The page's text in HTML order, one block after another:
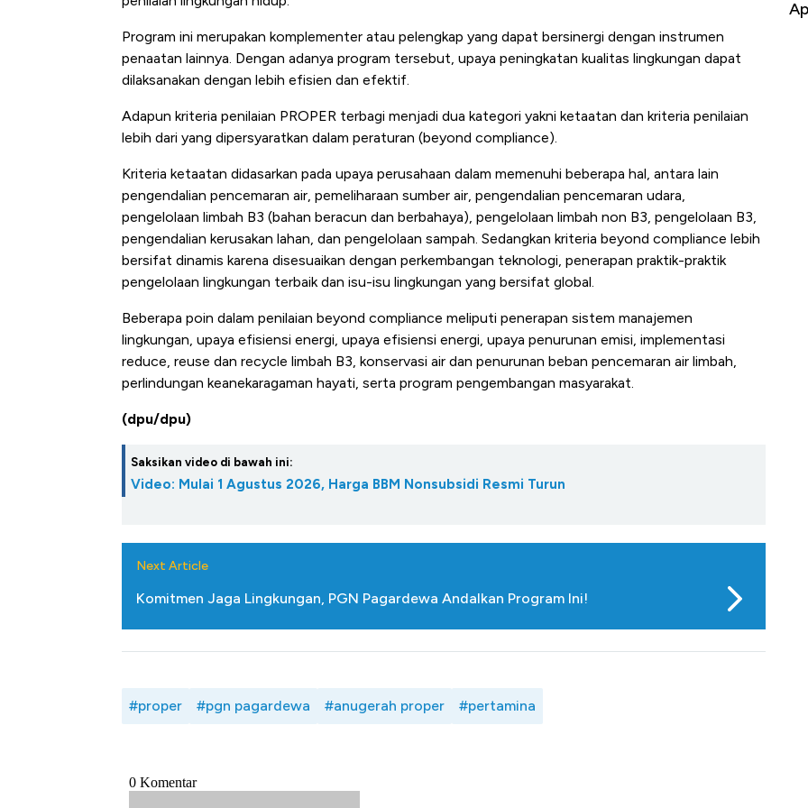
Program ini merupakan komplementer atau pelengkap yang dapat bersinergi dengan instrumen
penaatan lainnya. Dengan adanya program tersebut, upaya peningkatan kualitas lingkungan dapat
dilaksanakan dengan lebih efisien dan efektif.
Adapun kriteria penilaian PROPER terbagi menjadi dua kategori yakni ketaatan dan kriteria penilaian
lebih dari yang dipersyaratkan dalam peraturan (beyond compliance).
Kriteria ketaatan didasarkan pada upaya perusahaan dalam memenuhi beberapa hal, antara lain
pengendalian pencemaran air, pemeliharaan sumber air, pengendalian pencemaran udara,
pengelolaan limbah B3 (bahan beracun dan berbahaya), pengelolaan limbah non B3, pengelolaan B3,
pengendalian kerusakan lahan, dan pengelolaan sampah. Sedangkan kriteria beyond compliance lebih
bersifat dinamis karena disesuaikan dengan perkembangan teknologi, penerapan praktik-praktik
pengelolaan lingkungan terbaik dan isu-isu lingkungan yang bersifat global.
Beberapa poin dalam penilaian beyond compliance meliputi penerapan sistem manajemen
lingkungan, upaya efisiensi energi, upaya efisiensi energi, upaya penurunan emisi, implementasi
reduce, reuse dan recycle limbah B3, konservasi air dan penurunan beban pencemaran air limbah,
perlindungan keanekaragaman hayati, serta program pengembangan masyarakat.
(dpu/dpu)
Saksikan video di bawah ini:
Video: Mulai 1 Agustus 2026, Harga BBM Nonsubsidi Resmi Turun
Next Article
Komitmen Jaga Lingkungan, PGN Pagardewa Andalkan Program Ini!
#proper #pgn pagardewa #anugerah proper #pertamina
Baik Buat Pengusaha RI